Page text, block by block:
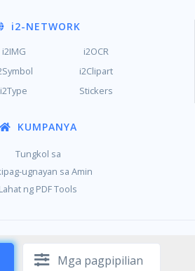
Mga pagpipilian
i2-NETWORK
i2IMG
i2OCR
i2Clipart
i2Type Stickers
KUMPANYA
Tungkol sa
ugnayan sa Amin
Lahat ng PDF Tools
/ Mga tuntunin
Mga cookies
2026,Sciweavers LLC, USA 196